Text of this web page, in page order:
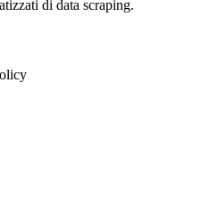
di data scraping.